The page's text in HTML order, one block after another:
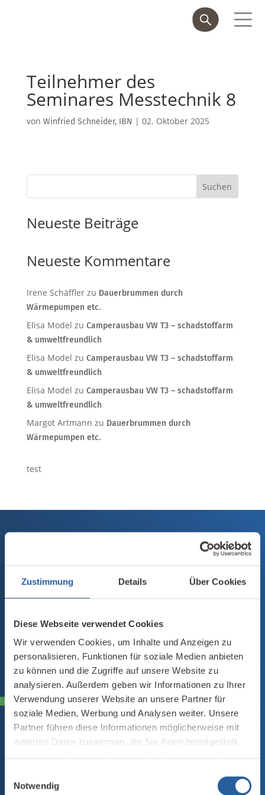
Zustimmung Details Über Cookies
Diese Webseite verwendet Cookies
Wir verwenden Cookies, um Inhalte und Anzeigen zu
personalisieren, Funktionen für soziale Medien anbieten
zu können und die Zugriffe auf unsere Website zu
analysieren. Außerdem geben wir Informationen zu Ihrer
Verwendung unserer Website an unsere Partner für
soziale Medien, Werbung und Analysen weiter. Unsere
Partner führen diese Informationen möglicherweise mit
weiteren Daten zusammen, die Sie ihnen bereitgestellt
Notwendig
Teilnehmer des
Seminares Messtechnik 8
von Winfried Schneider, IBN | 02. Oktober 2025
Suchen
Neueste Beiträge
Neueste Kommentare
Irene Schäfflerzu Dauerbrummen durch
Wärmepumpen etc.
Elisa Model zu Camperausbau VW T3 – schadstoffarm
& umweltfreundlich
Elisa Model zu Camperausbau VW T3 – schadstoffarm
& umweltfreundlich
Elisa Model zu Camperausbau VW T3 – schadstoffarm
& umweltfreundlich
Margot Artmann zu Dauerbrummen durch
Wärmepumpen etc.
test
WEITERBILDUNG
Fernlehrgang Baubiologie
Baubiologische Seminare:
Energieberatung